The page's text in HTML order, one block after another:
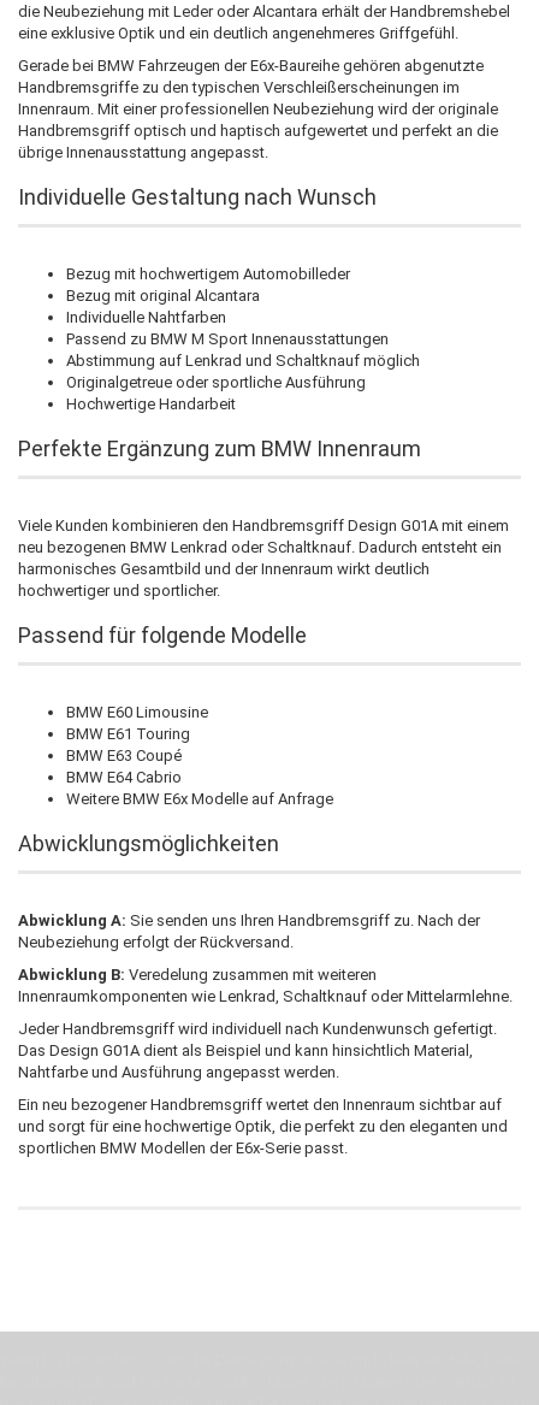
die Neubeziehung mit Leder oder Alcantara erhält der Handbremshebel
eine exklusive Optik und ein deutlich angenehmeres Griffgefühl.
Gerade bei BMW Fahrzeugen der E6x-Baureihe gehören abgenutzte
Handbremsgriffe zu den typischen Verschleißerscheinungen im
Innenraum. Mit einer professionellen Neubeziehung wird der originale
Handbremsgriff optisch und haptisch aufgewertet und perfekt an die
übrige Innenausstattung angepasst.
Individuelle Gestaltung nach Wunsch
Bezug mit hochwertigem Automobilleder
Bezug mit original Alcantara
Individuelle Nahtfarben
Passend zu BMW M Sport Innenausstattungen
Abstimmung auf Lenkrad und Schaltknauf möglich
Originalgetreue oder sportliche Ausführung
Hochwertige Handarbeit
Perfekte Ergänzung zum BMW Innenraum
Viele Kunden kombinieren den Handbremsgriff Design G01A mit einem
neu bezogenen BMW Lenkrad oder Schaltknauf. Dadurch entsteht ein
harmonisches Gesamtbild und der Innenraum wirkt deutlich
hochwertiger und sportlicher.
Passend für folgende Modelle
BMW E60 Limousine
BMW E61 Touring
BMW E63 Coupé
BMW E64 Cabrio
Weitere BMW E6x Modelle auf Anfrage
Abwicklungsmöglichkeiten
Abwicklung A: Sie senden uns Ihren Handbremsgriff zu. Nach der
Neubeziehung erfolgt der Rückversand.
Abwicklung B: Veredelung zusammen mit weiteren
Innenraumkomponenten wie Lenkrad, Schaltknauf oder Mittelarmlehne.
Jeder Handbremsgriff wird individuell nach Kundenwunsch gefertigt.
Das Design G01A dient als Beispiel und kann hinsichtlich Material,
Nahtfarbe und Ausführung angepasst werden.
Ein neu bezogener Handbremsgriff wertet den Innenraum sichtbar auf
und sorgt für eine hochwertige Optik, die perfekt zu den eleganten und
sportlichen BMW Modellen der E6x-Serie passt.